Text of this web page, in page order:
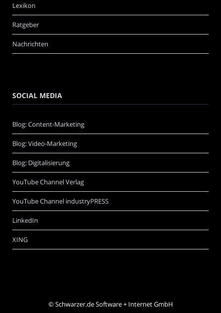
Lexikon
Ratgeber
Nachrichten
SOCIAL MEDIA
Blog: Content-Marketing
Blog: Video-Marketing
Blog: Digitalisierung
YouTube Channel Verlag
YouTube Channel industryPRESS
LinkedIn
XING
©Schwarzer.de Software + Internet GmbH